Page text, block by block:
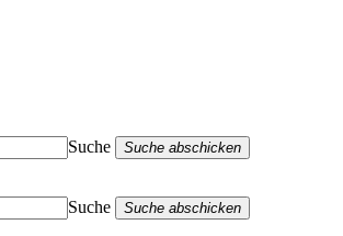
Suche
Suche abschicken
Suche
Suche abschicken